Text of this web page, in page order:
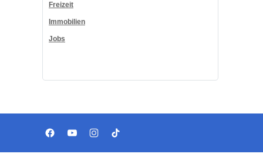
Freizeit
Immobilien
Jobs